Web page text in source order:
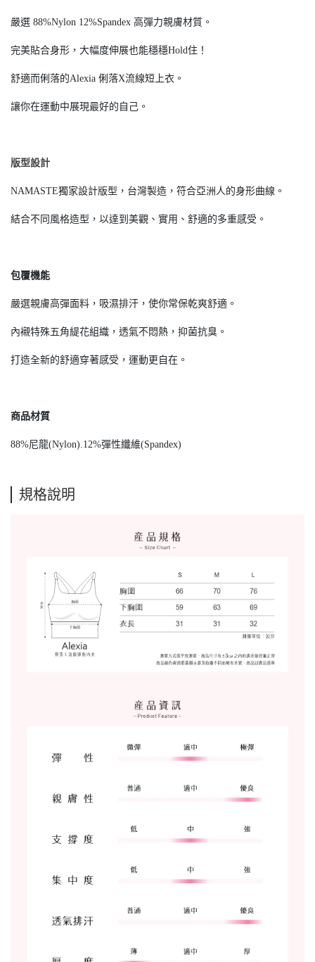
嚴選 88%Nylon 12%Spandex 高彈力親膚材質。
完美貼合身形，大幅度伸展也能穩穩Hold住！
舒適而俐落的Alexia 俐落X流線短上衣。
讓你在運動中展現最好的自己。
版型設計
NAMASTE獨家設計版型，台灣製造，符合亞洲人的身形曲線。
結合不同風格造型，以達到美觀、實用、舒適的多重感受。
包覆機能
嚴選親膚高彈面料，吸濕排汗，使你常保乾爽舒適。
內襯特殊五角緹花組織，透氣不悶熱，抑菌抗臭。
打造全新的舒適穿著感受，運動更自在。
商品材質
88%尼龍(Nylon).12%彈性纖維(Spandex)
規格說明